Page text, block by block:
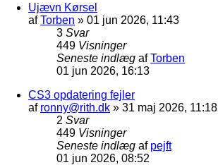
Ujævn Kørsel
afTorben » 01 jun 2026, 11:43
3 Svar
449 Visninger
Seneste indlæg afTorben
01 jun 2026, 16:13
CS3 opdatering fejler
af ronny@rith.dk » 31 maj 2026, 11:18
2 Svar
449 Visninger
Seneste indlæg af pejft
01 jun 2026, 08:52